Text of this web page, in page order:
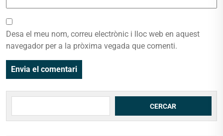
Desa el meu nom, correu electrònic i lloc web en aquest
navegador per a la pròxima vegada que comenti.
Cerca CERCAR